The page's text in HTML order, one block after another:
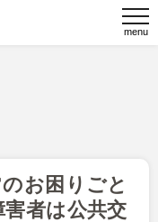
お困りごと
者は公共交